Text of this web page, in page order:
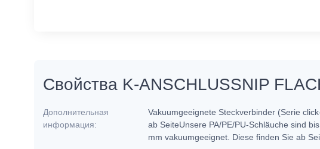
Свойства K-ANSCHLUSSNIP
Дополнительная
информация:
Vakuumgeeignete Steckverbinder (Serie
ab SeiteUnsere PA/PE/PU-Schläuche sind
mm vakuumgeeignet. Diese finden Sie ab